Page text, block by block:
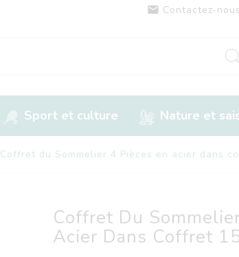
 Contactez-nous
Sport et culture Nature et
Coffret du Sommelier 4 Pièces en acier dans
Coffret Du
Acier Dans Coffret